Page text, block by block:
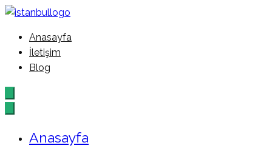
İçeriğe
İstanbul – Google – Reklam –
Ajansı
Anasayfa
İletişim
Blog
Anasayfa